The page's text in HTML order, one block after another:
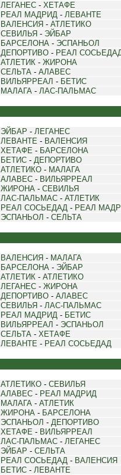
ЛЕГАНЕС - ХЕТАФЕ
РЕАЛ МАДРИД - ЛЕВАНТЕ
ВАЛЕНСИЯ - АТЛЕТИКО
СЕВИЛЬЯ - ЭЙБАР
БАРСЕЛОНА - ЭСПАНЬОЛ
ДЕПОРТИВО - РЕАЛ
АТЛЕТИК - ЖИРОНА
СЕЛЬТА - АЛАВЕС
ВИЛЬЯРРЕАЛ - БЕТИС
МАЛАГА - ЛАС-ПАЛЬМАС
ЭЙБАР - ЛЕГАНЕС
ЛЕВАНТЕ - ВАЛЕНСИЯ
ХЕТАФЕ - БАРСЕЛОНА
БЕТИС - ДЕПОРТИВО
АТЛЕТИКО - МАЛАГА
АЛАВЕС - ВИЛЬЯРРЕАЛ
ЖИРОНА - СЕВИЛЬЯ
ЛАС-ПАЛЬМАС - АТЛЕТИК
РЕАЛ СОСЬЕДАД - РЕАЛ
ЭСПАНЬОЛ - СЕЛЬТА
ВАЛЕНСИЯ - МАЛАГА
БАРСЕЛОНА - ЭЙБАР
АТЛЕТИК - АТЛЕТИКО
ЛЕГАНЕС - ЖИРОНА
ДЕПОРТИВО - АЛАВЕС
СЕВИЛЬЯ - ЛАС-ПАЛЬМАС
РЕАЛ МАДРИД - БЕТИС
ВИЛЬЯРРЕАЛ - ЭСПАНЬОЛ
СЕЛЬТА - ХЕТАФЕ
ЛЕВАНТЕ - РЕАЛ СОСЬЕДАД
АТЛЕТИКО - СЕВИЛЬЯ
АЛАВЕС - РЕАЛ МАДРИД
МАЛАГА - АТЛЕТИК
ЖИРОНА - БАРСЕЛОНА
ЭСПАНЬОЛ - ДЕПОРТИВО
ХЕТАФЕ - ВИЛЬЯРРЕАЛ
ЛАС-ПАЛЬМАС - ЛЕГАНЕС
ЭЙБАР - СЕЛЬТА
РЕАЛ СОСЬЕДАД - ВАЛЕНСИЯ
БЕТИС - ЛЕВАНТЕ